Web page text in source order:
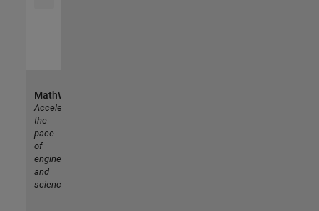
MathWorks
Accelerating
the
pace
of
engineering
and
science